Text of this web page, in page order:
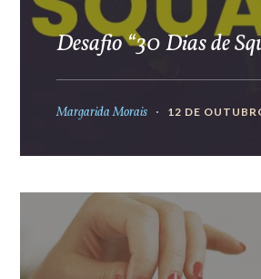
Desafio “30 Dias de
Margarida Morais 12 DE